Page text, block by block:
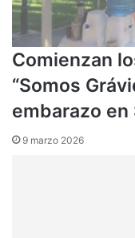
Comienzan
“Somos
embarazo en
9 marzo 2026